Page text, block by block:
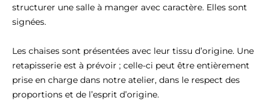
structurer une salle à manger avec caractère. Elles sont
signées.
Les chaises sont présentées avec leur tissu d’origine. Une
retapisserie est à prévoir ; celle-ci peut être entièrement
prise en charge dans notre atelier, dans le respect des
proportions et de l’esprit d’origine.